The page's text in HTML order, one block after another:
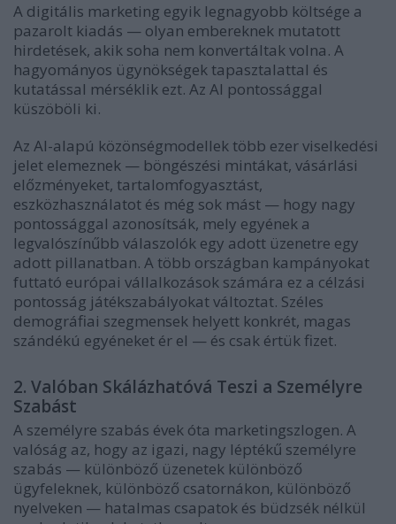
A digitális marketing egyik legnagyobb költsége a
pazarolt kiadás — olyan embereknek mutatott
hirdetések, akik soha nem konvertáltak volna. A
hagyományos ügynökségek tapasztalattal és
kutatással mérséklik ezt. Az AI pontossággal
küszöböli ki.
Az AI-alapú közönségmodellek több ezer viselkedési
jelet elemeznek — böngészési mintákat, vásárlási
előzményeket, tartalomfogyasztást,
eszközhasználatot és még sok mást — hogy nagy
pontossággal azonosítsák, mely egyének a
legvalószínűbb válaszolók egy adott üzenetre egy
adott pillanatban. A több országban kampányokat
futtató európai vállalkozások számára ez a célzási
pontosság játékszabályokat változtat. Széles
demográfiai szegmensek helyett konkrét, magas
szándékú egyéneket ér el — és csak értük fizet.
2. Valóban Skálázhatóvá Teszi a Személyre
Szabást
A személyre szabás évek óta marketingszlogen. A
valóság az, hogy az igazi, nagy léptékű személyre
szabás — különböző üzenetek különböző
ügyfeleknek, különböző csatornákon, különböző
nyelveken — hatalmas csapatok és büdzsék nélkül